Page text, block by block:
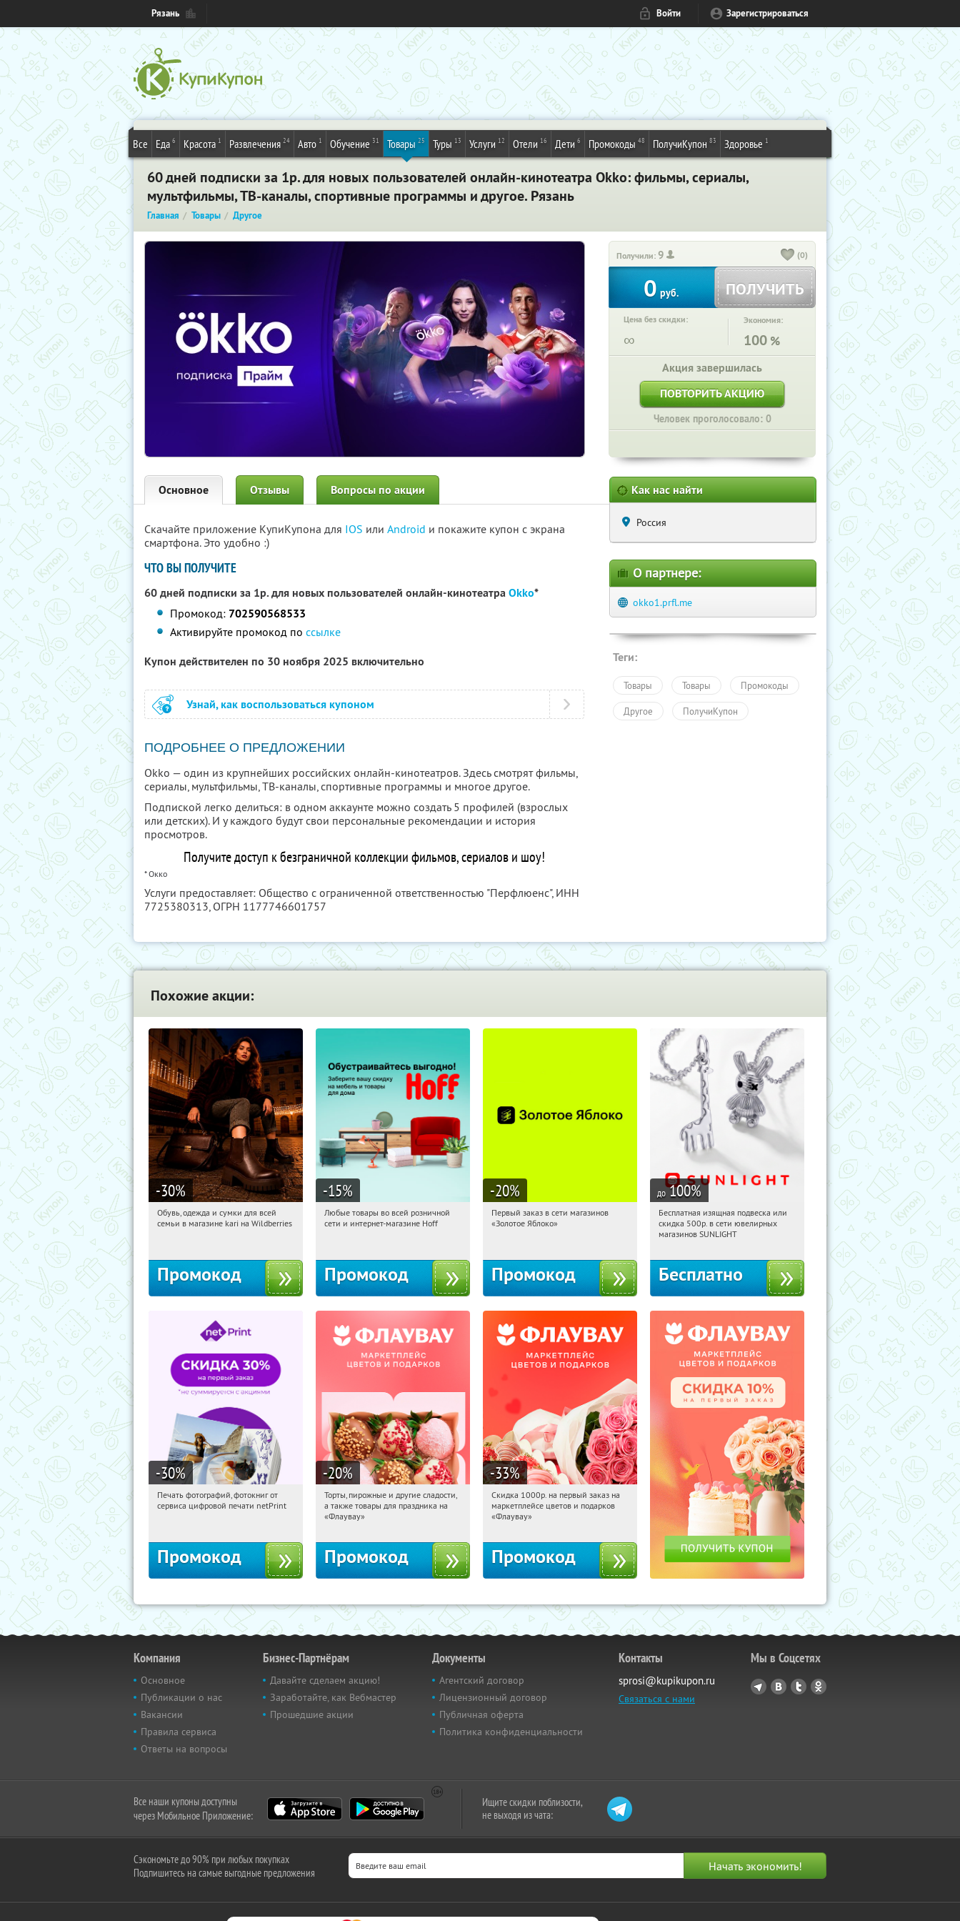
Рязань Войти Зарегистрироваться
Все Еда 6 Красота 1 Развлечения 24 Авто 1 Обучение 31 Товары 25 Туры 13 Услуги 12 Отели 16 Дети 6 Промокоды 48 ПолучиКупон 83 Здоровье 1
60 дней подписки за 1р. для новых пользователей онлайн-кинотеатра Okko: фильмы, сериалы,
мультфильмы, ТВ-каналы, спортивные программы и другое. Рязань
Главная Товары Другое
Получили:9 (0)
0 руб. ПОЛУЧИТЬ
Цена без скидки:
∞
Экономия:
100 %
Акция завершилась
ПОВТОРИТЬ АКЦИЮ
Человек проголосовало: 0
Основное Отзывы Вопросы по акции
Скачайте приложение КупиКупона для IOS или Android и покажите купон с экрана
смартфона. Это удобно :)
ЧТО ВЫ ПОЛУЧИТЕ
60 дней подписки за 1р. для новых пользователей онлайн-кинотеатраOkko*
Промокод: 702590568533
Активируйте промокод поссылке
Купон действителен по 30 ноября 2025 включительно
Узнай, как воспользоваться купоном
ПОДРОБНЕЕ О ПРЕДЛОЖЕНИИ
Okko — один из крупнейших российских онлайн-кинотеатров. Здесь смотрят фильмы,
сериалы, мультфильмы, ТВ-каналы, спортивные программы и многое другое.
Подпиской легко делиться: в одном аккаунте можно создать 5 профилей (взрослых
или детских). И у каждого будут свои персональные рекомендации и история
просмотров.
Получите доступ к безграничной коллекции фильмов, сериалов и шоу!
* Окко
Услуги предоставляет: Общество с ограниченной ответственностью "Перфлюенс", ИНН
7725380313, ОГРН 1177746601757
Как нас найти
Россия
О партнере:
okko1.prfl.me
Теги:
Товары Товары Промокоды
Другое ПолучиКупон
Похожие акции:
-30%
19:29:44
Получи первым!
Обувь, одежда и сумки для всей
семьи в магазине kari на Wildberries
Промокод
-15%
19:29:44 Получили:
Любые товары во всей розничной
сети и интернет-магазине Hoff
Промокод
-20%
19:29:44
Получи первым!
Первый заказ в сети магазинов
«Золотое Яблоко»
Промокод
до 100%
19:29:44 Получили:
Россия
Бесплатная изящная подвеска или
скидка 500р. в сети ювелирных
магазинов SUNLIGHT
Бесплатно
-30%
19:29:44 Получили:
Печать фотографий, фотокниг от
сервиса цифровой печати netPrint
Промокод
-20%
19:29:44 Получили:
Россия
Торты, пирожные и другие сладости,
а также товары для праздника на
«Флаувау»
Промокод
-33%
19:29:44 Получили:
Россия
Скидка 1000р. на первый заказ на
маркетплейсе цветов и подарков
«Флаувау»
Промокод
Компания
Основное
Публикации о нас
Вакансии
Правила сервиса
Ответы на вопросы
Бизнес-Партнёрам
Давайте сделаем акцию!
Заработайте, как Вебмастер
Прошедшие акции
Документы
Агентский договор
Лицензионный договор
Публичная оферта
Политика конфиденциальности
Контакты
sprosi@kupikupon.ru
Связаться с нами
Мы в Соцсетях
Все наши купоны доступны
через Мобильное Приложение:
Ищите скидки поблизости,
не выходя из чата:
Сэкономьте до 90% при любых покупках
Подпишитесь на самые выгодные предложения